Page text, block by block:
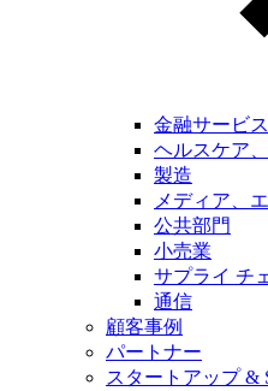
金融サービス
ヘルスケア
製造
メディア、
公共部門
小売業
サプライ チ
通信
顧客事例
パートナー
スタートアップ &